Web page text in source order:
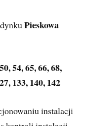
Pieskowa
54, 65, 66, 68,
133, 140, 142
instalacji